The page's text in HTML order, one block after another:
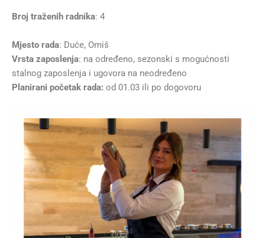
Broj traženih radnika: 4
Mjesto rada: Duće, Omiš
Vrsta zaposlenja: na određeno, sezonski s mogućnosti
stalnog zaposlenja i ugovora na neodređeno
Planirani početak rada: od 01.03 ili po dogovoru